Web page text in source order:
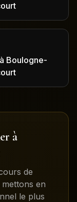
à Boulogne-
à
de
en
le plus